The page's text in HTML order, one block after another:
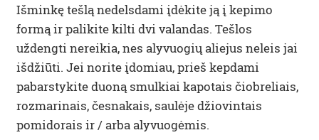
Išminkę tešlą nedelsdami įdėkite ją į kepimo
formą ir palikite kilti dvi valandas. Tešlos
uždengti nereikia, nes alyvuogių aliejus neleis jai
išdžiūti. Jei norite įdomiau, prieš kepdami
pabarstykite duoną smulkiai kapotais čiobreliais,
rozmarinais, česnakais, saulėje džiovintais
pomidorais ir / arba alyvuogėmis.